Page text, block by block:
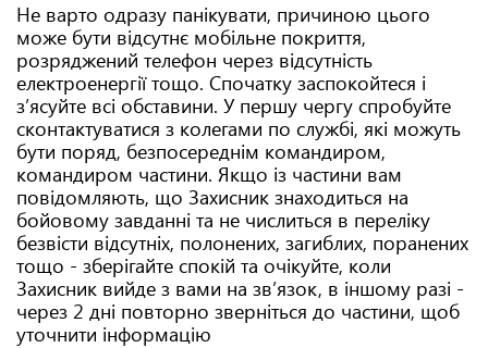
Не варто одразу панікувати, причиною цього
може бути відсутнє мобільне покриття,
розряджений телефон через відсутність
електроенергії тощо. Спочатку заспокойтеся і
з’ясуйте всі обставини. У першу чергу спробуйте
сконтактуватися з колегами по службі, які можуть
бути поряд, безпосереднім командиром,
командиром частини. Якщо із частини вам
повідомляють, що Захисник знаходиться на
бойовому завданні та не числиться в переліку
безвісти відсутніх, полонених, загиблих, поранених
тощо - зберігайте спокій та очікуйте, коли
Захисник вийде з вами на зв’язок, в іншому разі -
через 2 дні повторно зверніться до частини, щоб
уточнити інформацію